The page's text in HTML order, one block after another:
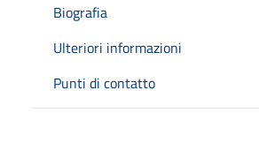
Biografia
Ulteriori informazioni
Punti di contatto